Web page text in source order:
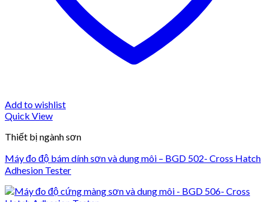
Add to wishlist
Quick View
Thiết bị ngành sơn
Máy đo độ bám dính sơn và dung môi – BGD 502- Cross Hatch
Adhesion Tester